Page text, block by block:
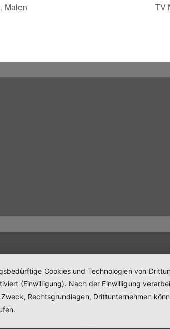
Malen TV
Cookies und Technologien von
(Einwilligung). Nach der Einwilligung
Rechtsgrundlagen, Drittunternehmen